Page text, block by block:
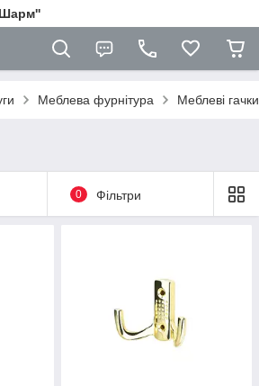
Меблева фурнітура Меблеві гачки
0 Фільтри